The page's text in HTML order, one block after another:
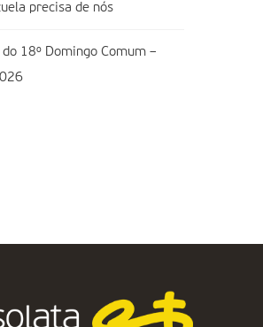
precisa de nós
18º Domingo Comum –